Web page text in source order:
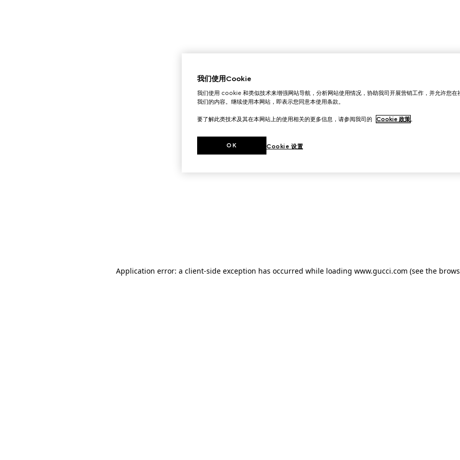
Application error: a client-side exception has occurred while loading www.gucci.com (see the
我们使用Cookie
我们使用 cookie 和类似技术来增强网站导航，分析网站使用情况，协助我司开展营销工作，并允许您在
我们的内容。继续使用本网站，即表示您同意本使用条款。
要了解此类技术及其在本网站上的使用相关的更多信息，请参阅我司的 Cookie 政策。
Cookie 设置
OK